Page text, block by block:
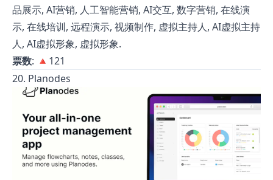
品展示, AI营销, 人工智能营销, AI交互, 数字营销, 在线演
示, 在线培训, 远程演示, 视频制作, 虚拟主持人, AI虚拟主持
人, AI虚拟形象, 虚拟形象.
票数: 🔺121
20. Planodes